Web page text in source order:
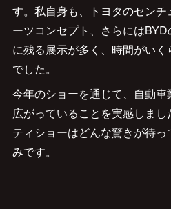
す。私自身も、トヨタのセン
ーツコンセプト、さらには
に残る展示が多く、時間がい
でした。
今年のショーを通じて、自動
広がっていることを実感しま
ティショーはどんな驚きが待
みです。